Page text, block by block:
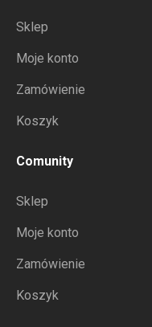
Sklep
Moje konto
Zamówienie
Koszyk
Comunity
Sklep
Moje konto
Zamówienie
Koszyk